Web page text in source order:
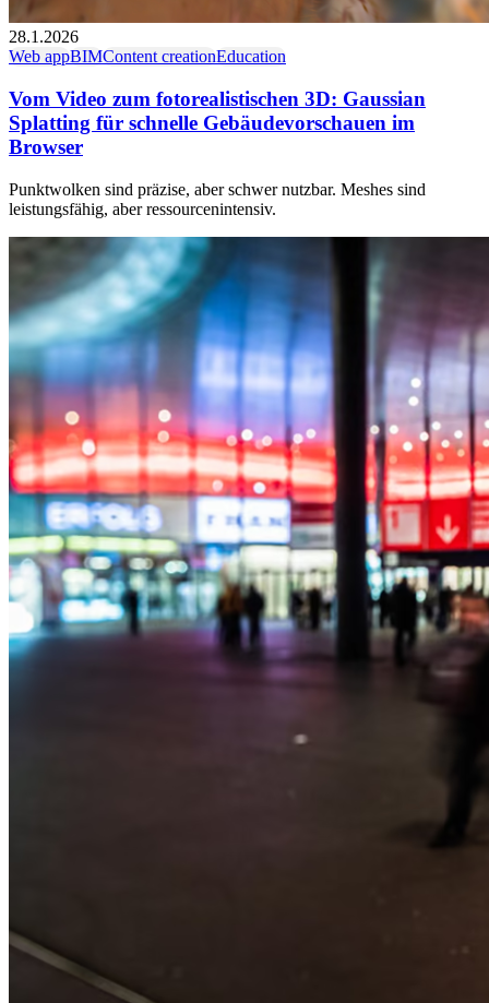
28.1.2026
Web appBIMContent creationEducation
Vom Video zum fotorealistischen 3D: Gaussian
Splatting für schnelle Gebäudevorschauen im
Browser
Punktwolken sind präzise, aber schwer nutzbar. Meshes sind
leistungsfähig, aber ressourcenintensiv.